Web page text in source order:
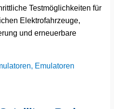
Testmöglichkeiten für
Elektrofahrzeuge,
und erneuerbare
Emulatoren